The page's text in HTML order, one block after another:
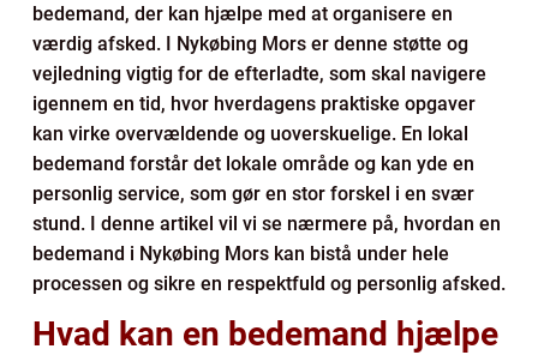
bedemand, der kan hjælpe med at organisere en
værdig afsked. I Nykøbing Mors er denne støtte og
vejledning vigtig for de efterladte, som skal navigere
igennem en tid, hvor hverdagens praktiske opgaver
kan virke overvældende og uoverskuelige. En lokal
bedemand forstår det lokale område og kan yde en
personlig service, som gør en stor forskel i en svær
stund. I denne artikel vil vi se nærmere på, hvordan en
bedemand i Nykøbing Mors kan bistå under hele
processen og sikre en respektfuld og personlig afsked.
Hvad kan en bedemand hjælpe